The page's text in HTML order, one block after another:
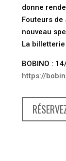
donne
Fouteurs
nouveau
La
BOBINO :
https://